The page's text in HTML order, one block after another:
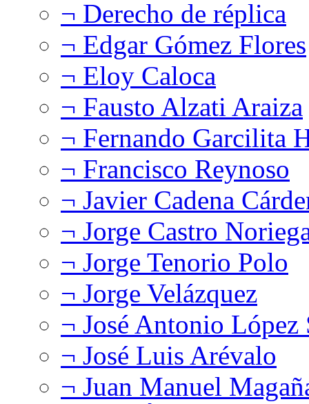
¬ Derecho de réplica
¬ Edgar Gómez Flores
¬ Eloy Caloca
¬ Fausto Alzati Araiza
¬ Fernando Garcilita
¬ Francisco Reynoso
¬ Javier Cadena
¬ Jorge Castro
¬ Jorge Tenorio Polo
¬ Jorge Velázquez
¬ José Antonio López
¬ José Luis Arévalo
¬ Juan Manuel